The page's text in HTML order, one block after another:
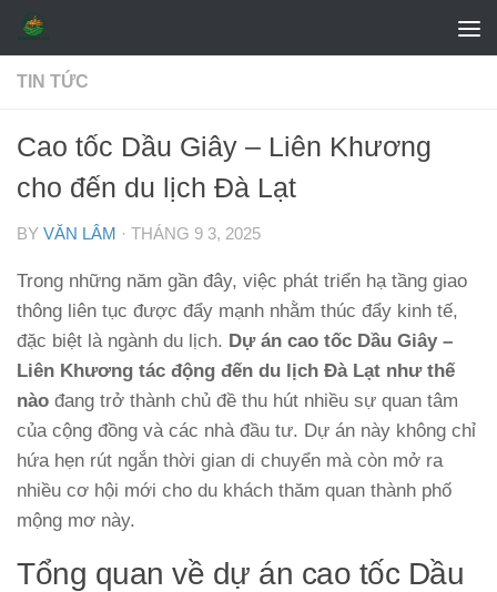
Skip to content
TIN TỨC
Cao tốc Dầu Giây – Liên Khương
cho đến du lịch Đà Lạt
BY VĂN LÂM · THÁNG 9 3, 2025
Trong những năm gần đây, việc phát triển hạ tầng giao
thông liên tục được đẩy mạnh nhằm thúc đẩy kinh tế,
đặc biệt là ngành du lịch. Dự án cao tốc Dầu Giây –
Liên Khương tác động đến du lịch Đà Lạt như thế
nào đang trở thành chủ đề thu hút nhiều sự quan tâm
của cộng đồng và các nhà đầu tư. Dự án này không chỉ
hứa hẹn rút ngắn thời gian di chuyển mà còn mở ra
nhiều cơ hội mới cho du khách thăm quan thành phố
mộng mơ này.
Tổng quan về dự án cao tốc Dầu